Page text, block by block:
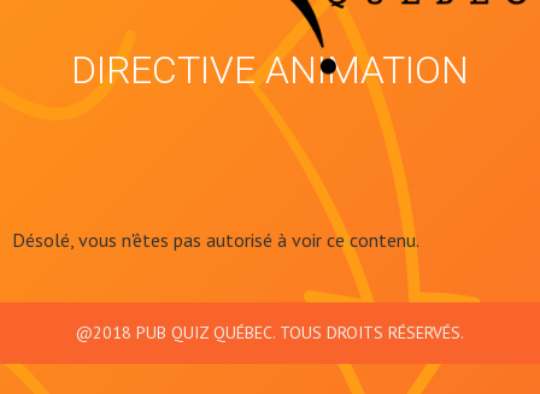
DIRECTIVE ANIMATION
Désolé, vous n'êtes pas autorisé à voir ce contenu.
@2018 PUB QUIZ QUÉBEC. TOUS DROITS RÉSERVÉS.